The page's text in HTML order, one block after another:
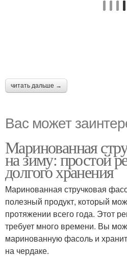
читать дальше →
Вас может
Маринованная
на зиму: простой
долгого хранения
Маринованная стручковая
полезный продукт, который
протяжении всего года. Этот
требует много времени. Вы
маринованную фасоль и
на чердаке.